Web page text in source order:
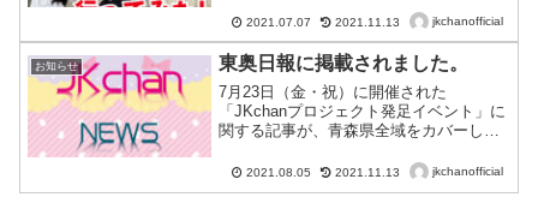
する8市町村（八戸市・三戸町・五戸町・
田子町・南部町・階上町・新郷村・おい
らせ町...
2021.07.07 2021.11.13 jkchanofficial
お知らせ 東奥日報に掲載されました。
7月23日（金・祝）に開催された
「JKchanプロジェクト発足イベント」に
関する記事が、青森県全域をカバーして
け朝刊）」に掲載されました♪このほかに
2021.08.05 2021.11.13 jkchanofficial